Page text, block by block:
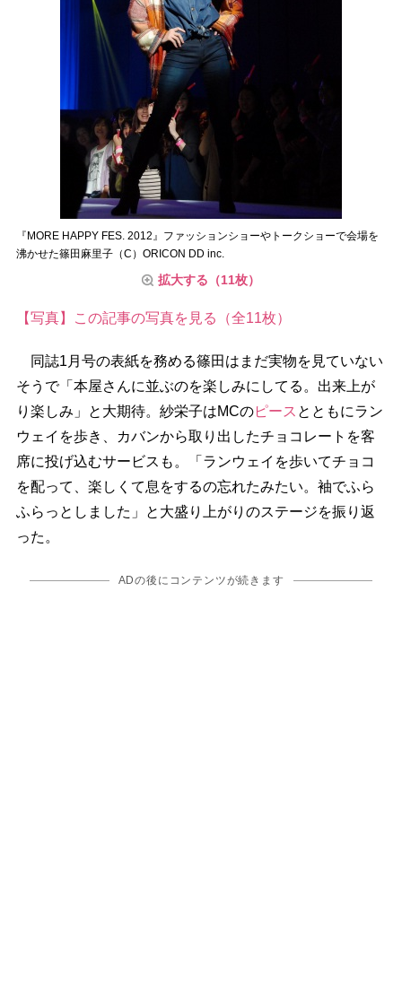
『MORE HAPPY FES. 2012』ファッションショーやトークショーで会場を
沸かせた篠田麻里子（C）ORICON DD inc.
拡大する（11枚）
【写真】この記事の写真を見る（全11枚）
同誌1月号の表紙を務める篠田はまだ実物を見ていない
そうで「本屋さんに並ぶのを楽しみにしてる。出来上が
り楽しみ」と大期待。紗栄子はMCのピース とともにラン
ウェイを歩き、カバンから取り出したチョコレートを客
席に投げ込むサービスも。「ランウェイを歩いてチョコ
を配って、楽しくて息をするの忘れたみたい。袖でふら
ふらっとしました」と大盛り上がりのステージを振り返
った。
ADの後にコンテンツが続きます